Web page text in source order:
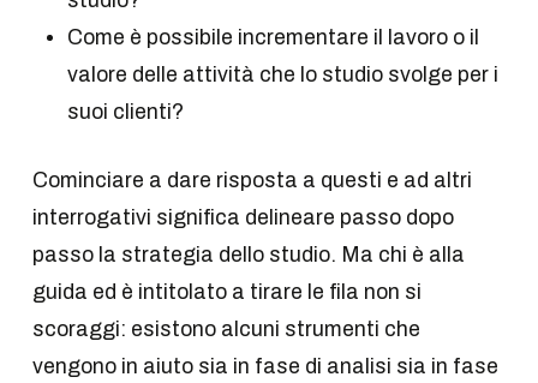
Come è possibile incrementare il lavoro o il
valore delle attività che lo studio svolge per i
suoi clienti?
Cominciare a dare risposta a questi e ad altri
interrogativi significa delineare passo dopo
passo la strategia dello studio. Ma chi è alla
guida ed è intitolato a tirare le fila non si
scoraggi: esistono alcuni strumenti che
vengono in aiuto sia in fase di analisi sia in fase